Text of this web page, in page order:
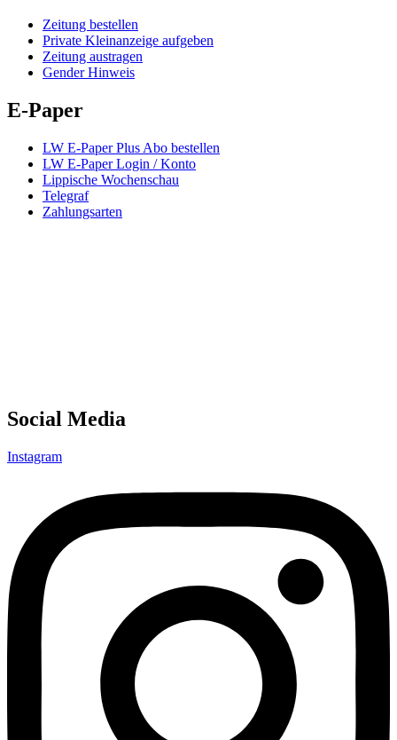
Zeitung bestellen
Private Kleinanzeige aufgeben
Zeitung austragen
Gender Hinweis
E-Paper
LW E-Paper Plus Abo bestellen
LW E-Paper Login / Konto
Lippische Wochenschau
Telegraf
Zahlungsarten
Social Media
Instagram